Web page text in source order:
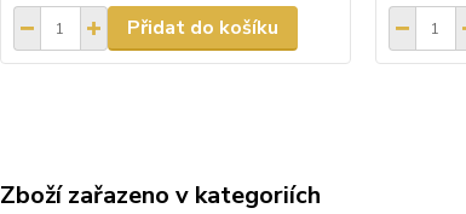
Přidat do košíku
Zboží zařazeno v kategoriích